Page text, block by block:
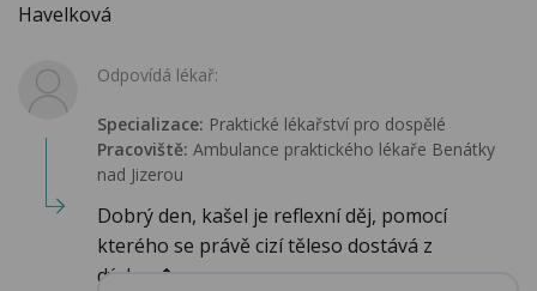
Havelková
Odpovídá lékař:
Specializace: Praktické lékařství pro dospělé
Pracoviště: Ambulance praktického lékaře Benátky
nad Jizerou
Dobrý den, kašel je reflexní děj, pomocí
kterého se právě cizí těleso dostává z
dýchac�...